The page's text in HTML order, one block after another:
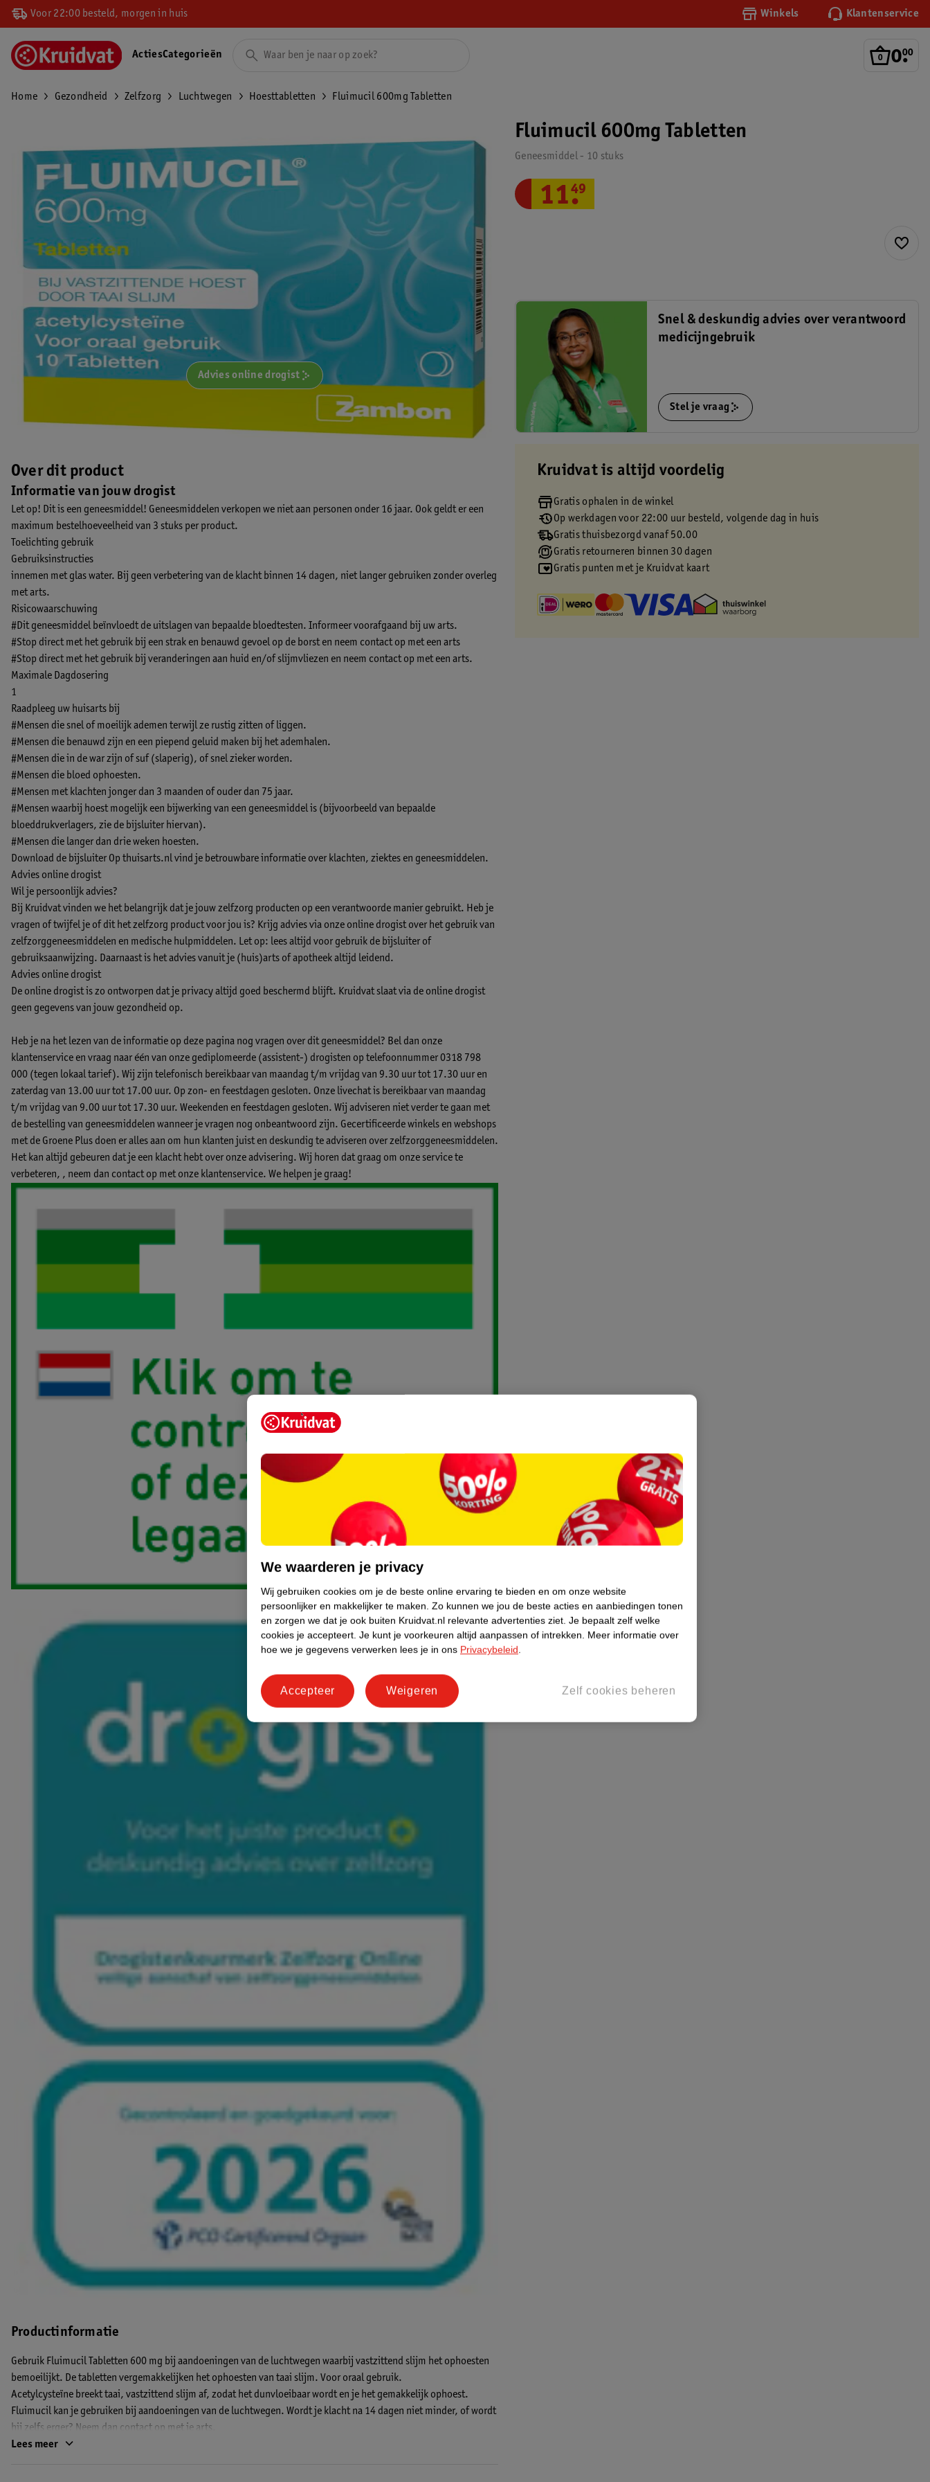
Voor 22:00 besteld, morgen in huis Winkels Klantenservice
0.
00
ActiesCategorieën
Home Gezondheid Zelfzorg Luchtwegen Hoesttabletten Fluimucil 600mg Tabletten
Advies online drogist
Over dit product
Informatie van jouw drogist
Let op! Dit is een geneesmiddel! Geneesmiddelen verkopen we niet aan personen onder 16 jaar. Ook geldt er een
maximum bestelhoeveelheid van 3 stuks per product.
Toelichting gebruik
Gebruiksinstructies
innemen met glas water. Bij geen verbetering van de klacht binnen 14 dagen, niet langer gebruiken zonder overleg
met arts.
Risicowaarschuwing
#Dit geneesmiddel beïnvloedt de uitslagen van bepaalde bloedtesten. Informeer voorafgaand bij uw arts.
#Stop direct met het gebruik bij een strak en benauwd gevoel op de borst en neem contact op met een arts
#Stop direct met het gebruik bij veranderingen aan huid en/of slijmvliezen en neem contact op met een arts.
Maximale Dagdosering
1
Raadpleeg uw huisarts bij
#Mensen die snel of moeilijk ademen terwijl ze rustig zitten of liggen.
#Mensen die benauwd zijn en een piepend geluid maken bij het ademhalen.
#Mensen die in de war zijn of suf (slaperig), of snel zieker worden.
#Mensen die bloed ophoesten.
#Mensen met klachten jonger dan 3 maanden of ouder dan 75 jaar.
#Mensen waarbij hoest mogelijk een bijwerking van een geneesmiddel is (bijvoorbeeld van bepaalde
bloeddrukverlagers, zie de bijsluiter hiervan).
#Mensen die langer dan drie weken hoesten.
Download de bijsluiter Op thuisarts.nl vind je betrouwbare informatie over klachten, ziektes en geneesmiddelen.
Advies online drogist
Wil je persoonlijk advies?
Bij Kruidvat vinden we het belangrijk dat je jouw zelfzorg producten op een verantwoorde manier gebruikt. Heb je
vragen of twijfel je of dit het zelfzorg product voor jou is? Krijg advies via onze online drogist over het gebruik van
zelfzorggeneesmiddelen en medische hulpmiddelen. Let op: lees altijd voor gebruik de bijsluiter of
gebruiksaanwijzing. Daarnaast is het advies vanuit je (huis)arts of apotheek altijd leidend.
Advies online drogist
De online drogist is zo ontworpen dat je privacy altijd goed beschermd blijft. Kruidvat slaat via de online drogist
geen gegevens van jouw gezondheid op.
Heb je na het lezen van de informatie op deze pagina nog vragen over dit geneesmiddel? Bel dan onze
klantenservice en vraag naar één van onze gediplomeerde (assistent-) drogisten op telefoonnummer 0318 798
000 (tegen lokaal tarief). Wij zijn telefonisch bereikbaar van maandag t/m vrijdag van 9.30 uur tot 17.30 uur en
zaterdag van 13.00 uur tot 17.00 uur. Op zon- en feestdagen gesloten. Onze livechatis bereikbaar van maandag
t/m vrijdag van 9.00 uur tot 17.30 uur. Weekenden en feestdagen gesloten. Wij adviseren niet verder te gaan met
de bestelling van geneesmiddelen wanneer je vragen nog onbeantwoord zijn. Gecertificeerde winkels en webshops
met de Groene Plus doen er alles aan om hun klanten juist en deskundig te adviseren over zelfzorggeneesmiddelen.
Het kan altijd gebeuren dat je een klacht hebt over onze advisering. Wij horen dat graag om onze service te
verbeteren, , neem dan contact op met onze klantenservice. We helpen je graag!
Productinformatie
Gebruik Fluimucil Tabletten 600 mg bij aandoeningen van de luchtwegen waarbij vastzittend slijm het ophoesten
bemoeilijkt. De tabletten vergemakkelijken het ophoesten van taai slijm. Voor oraal gebruik.
Acetylcysteïne breekt taai, vastzittend slijm af, zodat het dunvloeibaar wordt en je het gemakkelijk ophoest.
Fluimucil kan je gebruiken bij aandoeningen van de luchtwegen. Wordt je klacht na 14 dagen niet minder, of wordt
hij zelfs erger? Neem dan contact op met je arts.
Lees meer
Fluimucil 600mg Tabletten
Geneesmiddel - 10 stuks
11.
49
Snel & deskundig advies over verantwoord
medicijngebruik
Stel je vraag
Kruidvat is altijd voordelig
Gratis ophalen in de winkel
Op werkdagen voor 22:00 uur besteld, volgende dag in huis
Gratis thuisbezorgd vanaf 50.00
Gratis retourneren binnen 30 dagen
Gratis punten met je Kruidvat kaart
We waarderen je privacy
Wij gebruiken cookies om je de beste online ervaring te bieden en om onze website
persoonlijker en makkelijker te maken. Zo kunnen we jou de beste acties en aanbiedingen tonen
en zorgen we dat je ook buiten Kruidvat.nl relevante advertenties ziet. Je bepaalt zelf welke
cookies je accepteert. Je kunt je voorkeuren altijd aanpassen of intrekken. Meer informatie over
hoe we je gegevens verwerken lees je in ons Privacybeleid.
Zelf cookies beheren
Weigeren
Accepteer